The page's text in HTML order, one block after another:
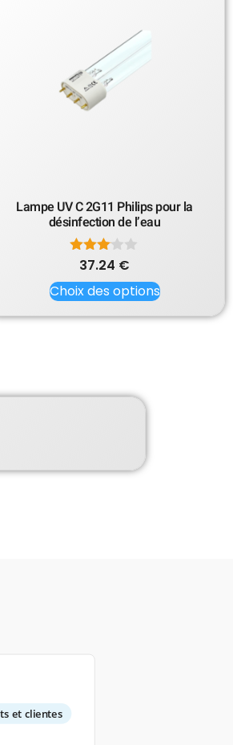
Lampe UV C 2G11 Philips pour la
désinfection de l’eau
Note
sur 5
37.24 €
Choix des options
et clientes